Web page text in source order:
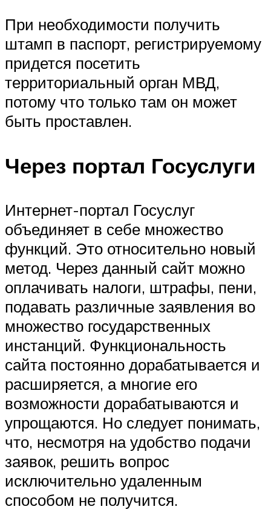
При необходимости получить
штамп в паспорт, регистрируемому
придется посетить
территориальный орган МВД,
потому что только там он может
быть проставлен.
Через портал Госуслуги
Интернет-портал Госуслуг
объединяет в себе множество
функций. Это относительно новый
метод. Через данный сайт можно
оплачивать налоги, штрафы, пени,
подавать различные заявления во
множество государственных
инстанций. Функциональность
сайта постоянно дорабатывается и
расширяется, а многие его
возможности дорабатываются и
упрощаются. Но следует понимать,
что, несмотря на удобство подачи
заявок, решить вопрос
исключительно удаленным
способом не получится.